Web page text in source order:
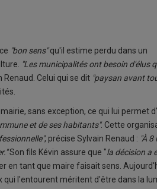
"bon sens"qu'il estime perdu dans un
"Les municipalités ont besoin d'élus
Renaud. Celui qui se dit "paysan avant
sans exception, ce qui lui permet
et de ses habitants". Cette
, précise Sylvain Renaud : "À
Son fils Kévin assure que "la décision a
en tant que maire faisait sens.
qui l'entourent méritent d'être dans la